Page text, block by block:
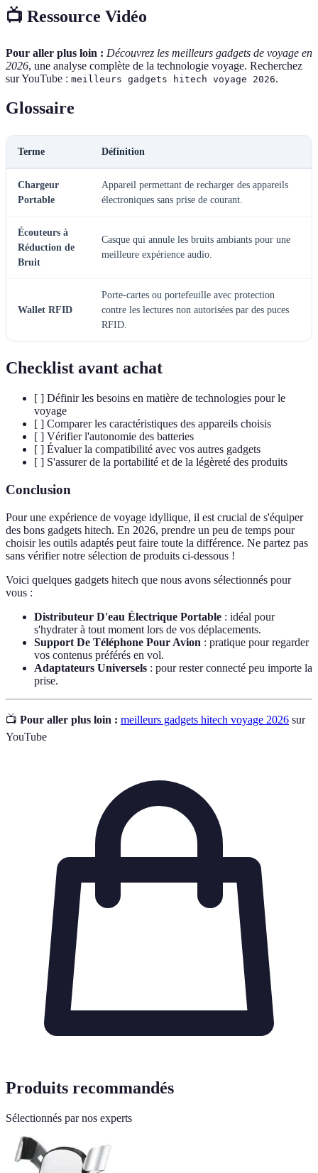
📺 Ressource Vidéo
Pour aller plus loin : Découvrez les meilleurs gadgets de voyage en
2026, une analyse complète de la technologie voyage. Recherchez
sur YouTube : meilleurs gadgets hitech voyage 2026.
Glossaire
Terme Définition
Chargeur
Portable
Appareil permettant de recharger des appareils
électroniques sans prise de courant.
Écouteurs à
Réduction de
Bruit
Casque qui annule les bruits ambiants pour une
meilleure expérience audio.
Wallet RFID
Porte-cartes ou portefeuille avec protection
contre les lectures non autorisées par des puces
RFID.
Checklist avant achat
[ ] Définir les besoins en matière de technologies pour le
voyage
[ ] Comparer les caractéristiques des appareils choisis
[ ] Vérifier l'autonomie des batteries
[ ] Évaluer la compatibilité avec vos autres gadgets
[ ] S'assurer de la portabilité et de la légèreté des produits
Conclusion
Pour une expérience de voyage idyllique, il est crucial de s'équiper
des bons gadgets hitech. En 2026, prendre un peu de temps pour
choisir les outils adaptés peut faire toute la différence. Ne partez pas
sans vérifier notre sélection de produits ci-dessous !
Voici quelques gadgets hitech que nous avons sélectionnés pour
vous :
Distributeur D'eau Électrique Portable : idéal pour
s'hydrater à tout moment lors de vos déplacements.
Support De Téléphone Pour Avion : pratique pour regarder
vos contenus préférés en vol.
Adaptateurs Universels : pour rester connecté peu importe la
prise.
📺 Pour aller plus loin : meilleurs gadgets hitech voyage 2026 sur
YouTube
Produits recommandés
Sélectionnés par nos experts